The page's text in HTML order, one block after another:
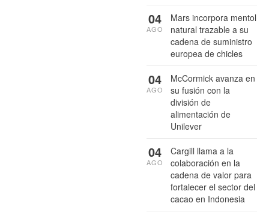
Mars incorpora mentol
natural trazable a su
cadena de suministro
europea de chicles
04
AGO
McCormick avanza en
su fusión con la
división de
alimentación de
Unilever
04
AGO
Cargill llama a la
colaboración en la
cadena de valor para
fortalecer el sector del
cacao en Indonesia
04
AGO